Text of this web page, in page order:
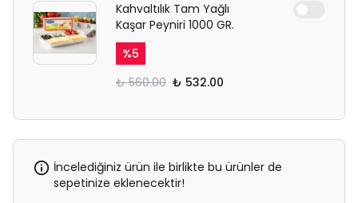
Kahvaltılık Tam Yağlı
Kaşar Peyniri 1000 GR.
%5
₺ 560.00 ₺ 532.00
İncelediğiniz ürün ile birlikte bu ürünler de
sepetinize eklenecektir!